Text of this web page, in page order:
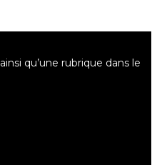
ainsi qu’une rubrique dans le